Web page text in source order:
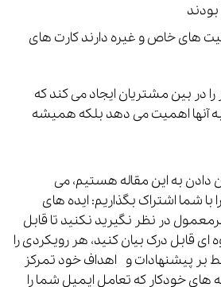
های خاص و غیره دارند کارت های
را در بین مشتریان ایجاد می کند که
آنها اهمیت می دهد بلکه همیشه
دادن به این مقاله هستیم، می
شما اشتراک بگذاریم: ایده های
در نظر نگیرید نکنید تا قابل
ای قابل درک بیان کنید، هر رویکردی را
پیشنهادات و اهداف خود تمرکز
های خودکار که تعامل ایمیل شما را